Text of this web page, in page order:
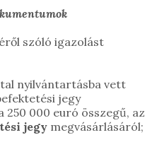
szóló igazolást
nyilvántartásba vett
jegy
000 euró összegű, az
jegy megvásárlásáról;